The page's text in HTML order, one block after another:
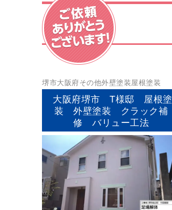
堺市大阪府その他外壁塗装屋根塗装
大阪府堺市 T様邸 屋根塗
装 外壁塗装 クラック補
修 バリュー工法